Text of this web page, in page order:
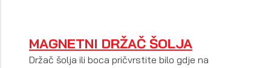
MAGNETNI DRŽAČ ŠOLJA
Držač šolja ili boca pričvrstite bilo gdje na